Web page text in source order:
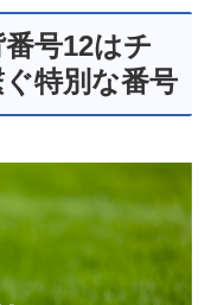
号12はチ
特別な番号